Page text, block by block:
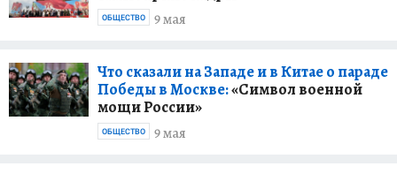
9 мая
ОБЩЕСТВО
Что сказали на Западе и в Китае о параде
Победы в Москве:«Символ военной
мощи России»
9 мая
ОБЩЕСТВО